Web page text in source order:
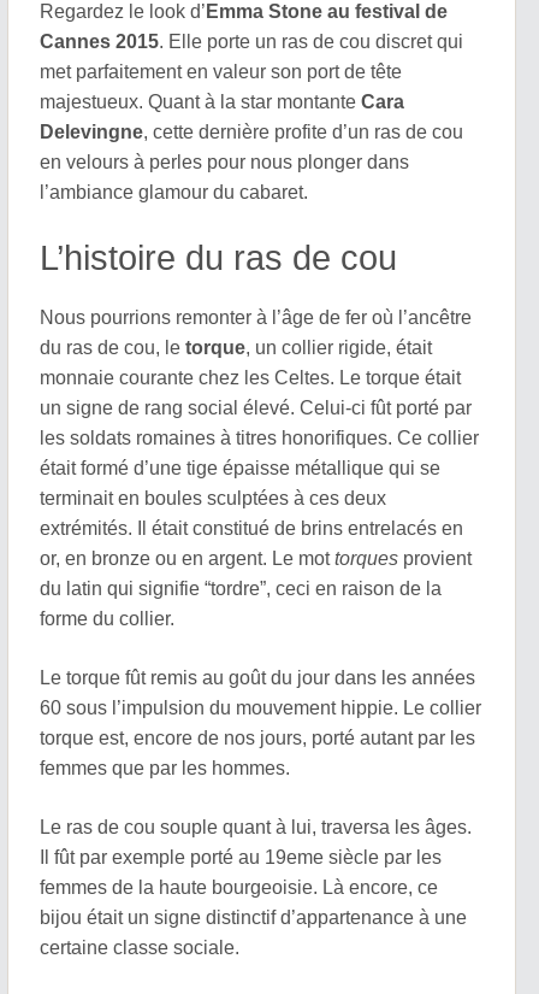
Regardez le look d’ Emma Stone au festival de
Cannes 2015. Elle porte un ras de cou discret qui
met parfaitement en valeur son port de tête
majestueux. Quant à la star montanteCara
Delevingne, cette dernière profite d’un ras de cou
en velours à perles pour nous plonger dans
l’ambiance glamour du cabaret.
L’histoire du ras de cou
Nous pourrions remonter à l’âge de fer où l’ancêtre
du ras de cou, letorque, un collier rigide, était
monnaie courante chez les Celtes. Le torque était
un signe de rang social élevé. Celui-ci fût porté par
les soldats romaines à titres honorifiques. Ce collier
était formé d’une tige épaisse métallique qui se
terminait en boules sculptées à ces deux
extrémités. Il était constitué de brins entrelacés en
or, en bronze ou en argent. Le mottorques provient
du latin qui signifie “tordre”, ceci en raison de la
forme du collier.
Le torque fût remis au goût du jour dans les années
60 sous l’impulsion du mouvement hippie. Le collier
torque est, encore de nos jours, porté autant par les
femmes que par les hommes.
Le ras de cou souple quant à lui, traversa les âges.
Il fût par exemple porté au 19eme siècle par les
femmes de la haute bourgeoisie. Là encore, ce
bijou était un signe distinctif d’appartenance à une
certaine classe sociale.